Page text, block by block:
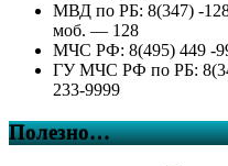
МВД по РБ: 8(347) -
моб. — 128
МЧС РФ: 8(495) 449 -
ГУ МЧС РФ по РБ:
233-9999
Полезно…